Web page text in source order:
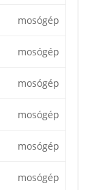
mosógép
mosógép
mosógép
mosógép
mosógép
mosógép